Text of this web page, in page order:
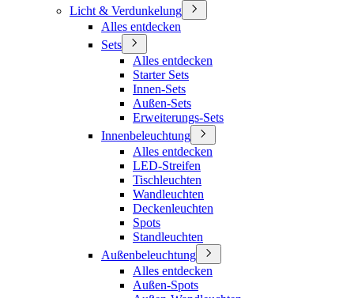
Licht & Verdunkelung
Alles entdecken
Sets
Alles entdecken
Starter Sets
Innen-Sets
Außen-Sets
Erweiterungs-Sets
Innenbeleuchtung
Alles entdecken
LED-Streifen
Tischleuchten
Wandleuchten
Deckenleuchten
Spots
Standleuchten
Außenbeleuchtung
Alles entdecken
Außen-Spots